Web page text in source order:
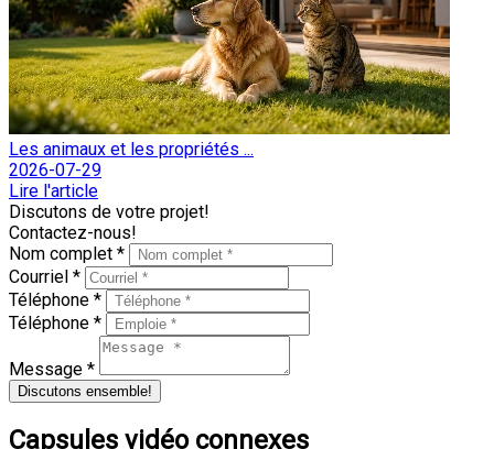
Les animaux et les propriétés ...
2026-07-29
Lire l'article
Discutons de votre projet!
Contactez-nous!
Nom complet *
Courriel *
Téléphone *
Téléphone *
Message *
Discutons ensemble!
Capsules vidéo connexes